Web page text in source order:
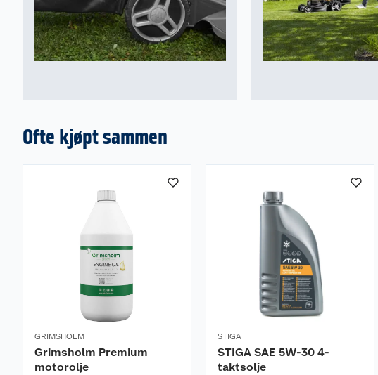
Ofte kjøpt sammen
GRIMSHOLM
Grimsholm Premium
motorolje
STIGA
STIGA SAE 5W-30 4-
taktsolje